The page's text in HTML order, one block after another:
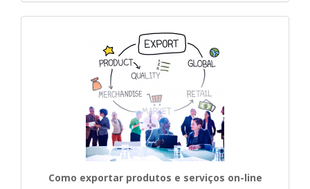
Como exportar produtos e serviços on-line